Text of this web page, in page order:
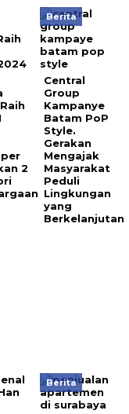
2
Berita
Central
Group
Kampanye
Batam PoP
Style.
Gerakan
Mengajak
Masyarakat
Peduli
Lingkungan
yang
Berkelanjutan
Berita